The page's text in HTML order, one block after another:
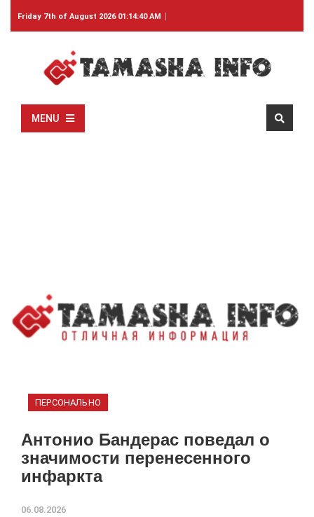
Friday 7th of August 2026 01:14:40 AM
MENU
ПЕРСОНАЛЬНО
Антонио Бандерас поведал о
значимости перенесенного
инфаркта
06.08.2026